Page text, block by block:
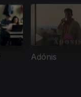
Adónis